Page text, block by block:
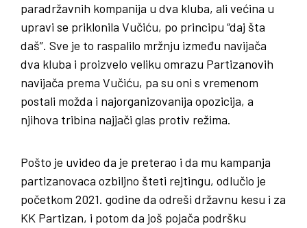
paradržavnih kompanija u dva kluba, ali većina u
upravi se priklonila Vučiću, po principu “daj šta
daš”. Sve je to raspalilo mržnju između navijača
dva kluba i proizvelo veliku omrazu Partizanovih
navijača prema Vučiću, pa su oni s vremenom
postali možda i najorganizovanija opozicija, a
njihova tribina najjači glas protiv režima.
Pošto je uvideo da je preterao i da mu kampanja
partizanovaca ozbiljno šteti rejtingu, odlučio je
početkom 2021. godine da odreši državnu kesu i za
KK Partizan, i potom da još pojača podršku